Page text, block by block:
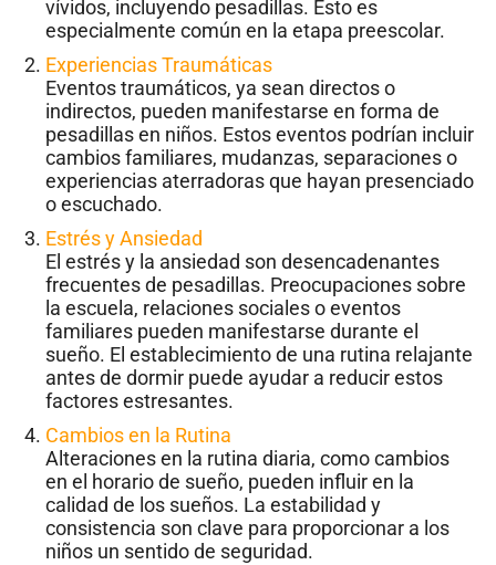
vívidos, incluyendo pesadillas. Esto es
especialmente común en la etapa preescolar.
Experiencias Traumáticas
Eventos traumáticos, ya sean directos o
indirectos, pueden manifestarse en forma de
pesadillas en niños. Estos eventos podrían incluir
cambios familiares, mudanzas, separaciones o
experiencias aterradoras que hayan presenciado
o escuchado.
Estrés y Ansiedad
El estrés y la ansiedad son desencadenantes
frecuentes de pesadillas. Preocupaciones sobre
la escuela, relaciones sociales o eventos
familiares pueden manifestarse durante el
sueño. El establecimiento de una rutina relajante
antes de dormir puede ayudar a reducir estos
factores estresantes.
Cambios en la Rutina
Alteraciones en la rutina diaria, como cambios
en el horario de sueño, pueden influir en la
calidad de los sueños. La estabilidad y
consistencia son clave para proporcionar a los
niños un sentido de seguridad.